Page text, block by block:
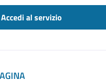
Accedi al servizio